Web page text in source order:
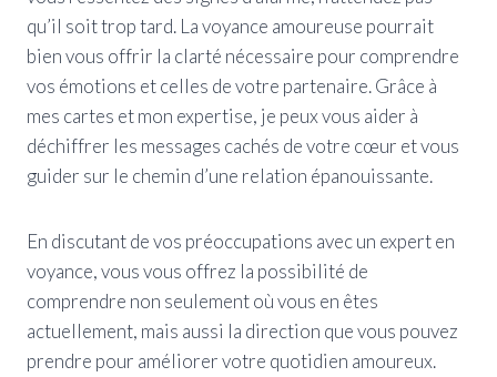
qu’il soit trop tard. La voyance amoureuse pourrait
bien vous offrir la clarté nécessaire pour comprendre
vos émotions et celles de votre partenaire. Grâce à
mes cartes et mon expertise, je peux vous aider à
déchiffrer les messages cachés de votre cœur et vous
guider sur le chemin d’une relation épanouissante.
En discutant de vos préoccupations avec un expert en
voyance, vous vous offrez la possibilité de
comprendre non seulement où vous en êtes
actuellement, mais aussi la direction que vous pouvez
prendre pour améliorer votre quotidien amoureux.